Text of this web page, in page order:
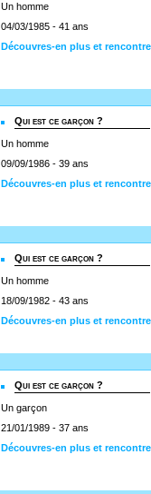
Un homme
04/03/1985 - 41 ans
Découvres-en plus et
Qui est ce garçon ?
Un homme
09/09/1986 - 39 ans
Découvres-en plus et
Qui est ce garçon ?
Un homme
18/09/1982 - 43 ans
Découvres-en plus et
Qui est ce garçon ?
Un garçon
21/01/1989 - 37 ans
Découvres-en plus et